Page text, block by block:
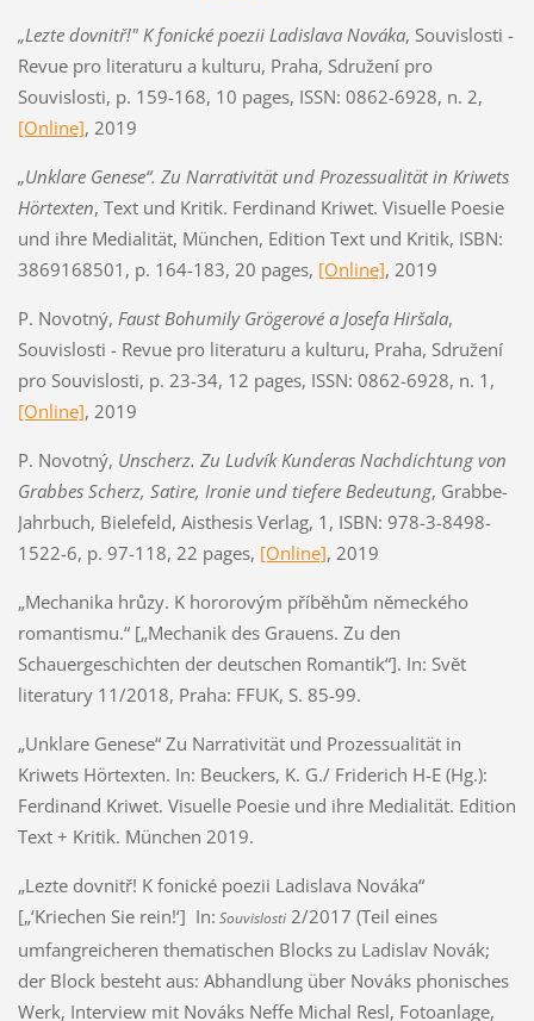
„Lezte dovnitř!" K fonické poezii Ladislava Nováka, Souvislosti -
Revue pro literaturu a kulturu, Praha, Sdružení pro
Souvislosti, p. 159-168, 10 pages, ISSN: 0862-6928, n. 2,
[Online], 2019
„Unklare Genese“. Zu Narrativität und Prozessualität in Kriwets
Hörtexten, Text und Kritik. Ferdinand Kriwet. Visuelle Poesie
und ihre Medialität, München, Edition Text und Kritik, ISBN:
3869168501, p. 164-183, 20 pages, [Online], 2019
P. Novotný, Faust Bohumily Grögerové a Josefa Hiršala,
Souvislosti - Revue pro literaturu a kulturu, Praha, Sdružení
pro Souvislosti, p. 23-34, 12 pages, ISSN: 0862-6928, n. 1,
[Online], 2019
P. Novotný, Unscherz. Zu Ludvík Kunderas Nachdichtung von
Grabbes Scherz, Satire, Ironie und tiefere Bedeutung, Grabbe-
Jahrbuch, Bielefeld, Aisthesis Verlag, 1, ISBN: 978-3-8498-
1522-6, p. 97-118, 22 pages, [Online], 2019
„Mechanika hrůzy. K hororovým příběhům německého
romantismu.“ [„Mechanik des Grauens. Zu den
Schauergeschichten der deutschen Romantik“]. In: Svět
literatury 11/2018, Praha: FFUK, S. 85-99.
„Unklare Genese“ Zu Narrativität und Prozessualität in
Kriwets Hörtexten. In: Beuckers, K. G./ Friderich H-E (Hg.):
Ferdinand Kriwet. Visuelle Poesie und ihre Medialität. Edition
Text + Kritik. München 2019.
„Lezte dovnitř! K fonické poezii Ladislava Nováka“
[„‘Kriechen Sie rein!‘] In: Souvislosti2/2017 (Teil eines
umfangreicheren thematischen Blocks zu Ladislav Novák;
der Block besteht aus: Abhandlung über Nováks phonisches
Werk, Interview mit Nováks Neffe Michal Resl, Fotoanlage,